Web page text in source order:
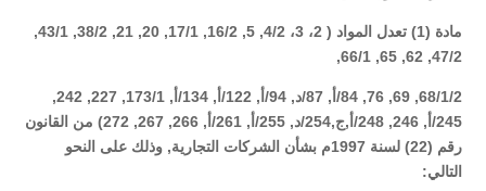
مادة (1) تعدل المواد ( 2، 3، 4/2, 5, 16/2, 17/1, 20, 21, 38/2, 43/1,
47/2, 62, 65, 66/1,
68/1/2, 69, 76, 84/أ, 87/د, 94/أ, 122/أ, 134/أ, 173/1, 227, 242,
245/أ, 246, 248/أ,ج,254/د, 255/أ, 261/أ, 266, 267, 272) من القانون
رقم (22) لسنة 1997م بشأن الشركات التجارية, وذلك على النحو
التالي: